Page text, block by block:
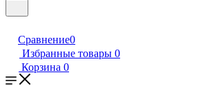
Сравнение0
Избранные товары 0
Корзина 0